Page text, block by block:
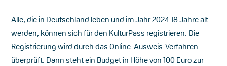
Alle, die in Deutschland leben und im Jahr 2024 18 Jahre alt
werden, können sich für den KulturPass registrieren. Die
Registrierung wird durch das Online-Ausweis-Verfahren
überprüft. Dann steht ein Budget in Höhe von 100 Euro zur